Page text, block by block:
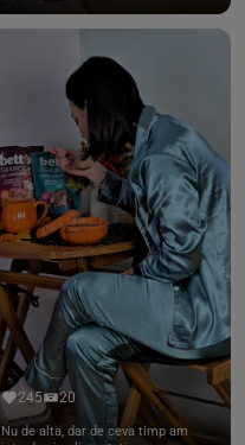
245 20
Nu de alta, dar de ceva timp am